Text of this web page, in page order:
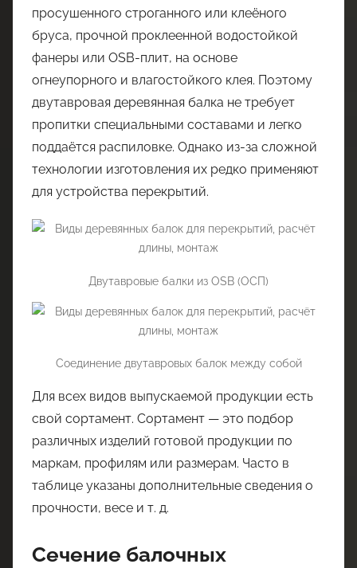
просушенного строганного или клеёного
бруса, прочной проклеенной водостойкой
фанеры или OSB-плит, на основе
огнеупорного и влагостойкого клея. Поэтому
двутавровая деревянная балка не требует
пропитки специальными составами и легко
поддаётся распиловке. Однако из-за сложной
технологии изготовления их редко применяют
для устройства перекрытий.
Двутавровые балки из OSB (ОСП)
Соединение двутавровых балок между собой
Для всех видов выпускаемой продукции есть
свой сортамент. Сортамент — это подбор
различных изделий готовой продукции по
маркам, профилям или размерам. Часто в
таблице указаны дополнительные сведения о
прочности, весе и т. д.
Сечение балочных